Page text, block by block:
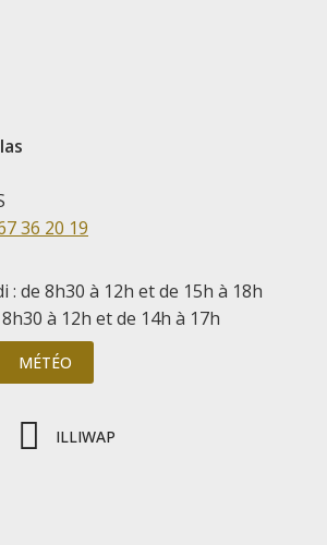
36 20 19
: de 8h30 à 12h et de 15h à 18h
à 12h et de 14h à 17h
MÉTÉO
ILLIWAP